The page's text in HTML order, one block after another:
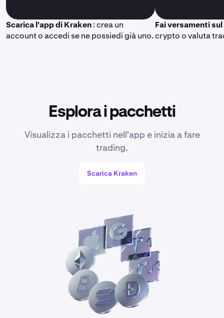
Scarica l'app di Kraken: crea un
account o accedi se ne possiedi già uno.
Fai versamenti
crypto o valuta
Esplora i pacchetti
Visualizza i pacchetti nell'app e inizia a fare
trading.
Scarica Kraken